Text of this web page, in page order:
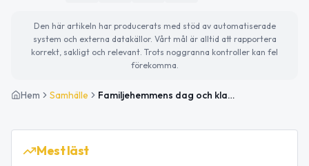
Den här artikeln har producerats med stöd av automatiserade
system och externa datakällor. Vårt mål är alltid att rapportera
korrekt, sakligt och relevant. Trots noggranna kontroller kan fel
förekomma.
Hem Samhälle Familjehemmens dag och klart vårväder
Mest läst